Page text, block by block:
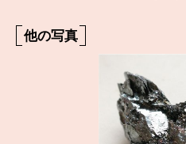
他の写真